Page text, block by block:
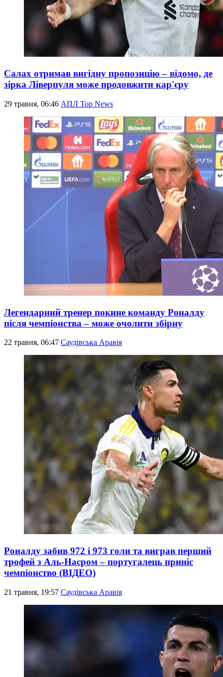
Салах отримав вигідну пропозицію – відомо, де
зірка Ліверпуля може продовжити кар'єру
29 травня, 06:46 АПЛ Top News
Легендарний тренер покине команду Роналду
після чемпіонства – може очолити збірну
22 травня, 06:47 Саудівська Аравія
Роналду забив 972 і 973 голи та виграв перший
трофей з Аль-Насром – португалець приніс
чемпіонство (ВІДЕО)
21 травня, 19:57 Саудівська Аравія